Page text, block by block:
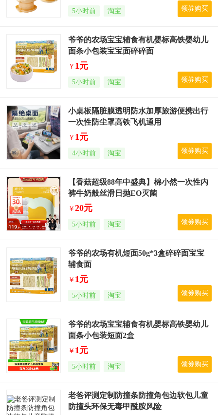
5小时前 淘宝 领券购买
爷爷的农场宝宝辅食有机婴标高铁婴幼儿
面条小包装宝宝面碎碎面
￥ 1元
5小时前 淘宝 领券购买
小桌板隔脏膜透明防水加厚旅游便携出行
一次性防尘罩高铁飞机通用
￥ 1元
4小时前 淘宝 领券购买
【香菇超级88年中盛典】棉小然一次性内
裤牛奶般丝滑日抛EO灭菌
￥20元
5小时前 淘宝 领券购买
爷爷的农场有机短面50g*3盒碎碎面宝宝
辅食面
￥ 1元
5小时前 淘宝 领券购买
爷爷的农场宝宝辅食有机婴标高铁婴幼儿
面条小包装短面2盒
￥ 1元
5小时前 淘宝 领券购买
老爸评测定制防撞条防撞角包边软包儿童
防撞头环保无毒甲酰胺风险